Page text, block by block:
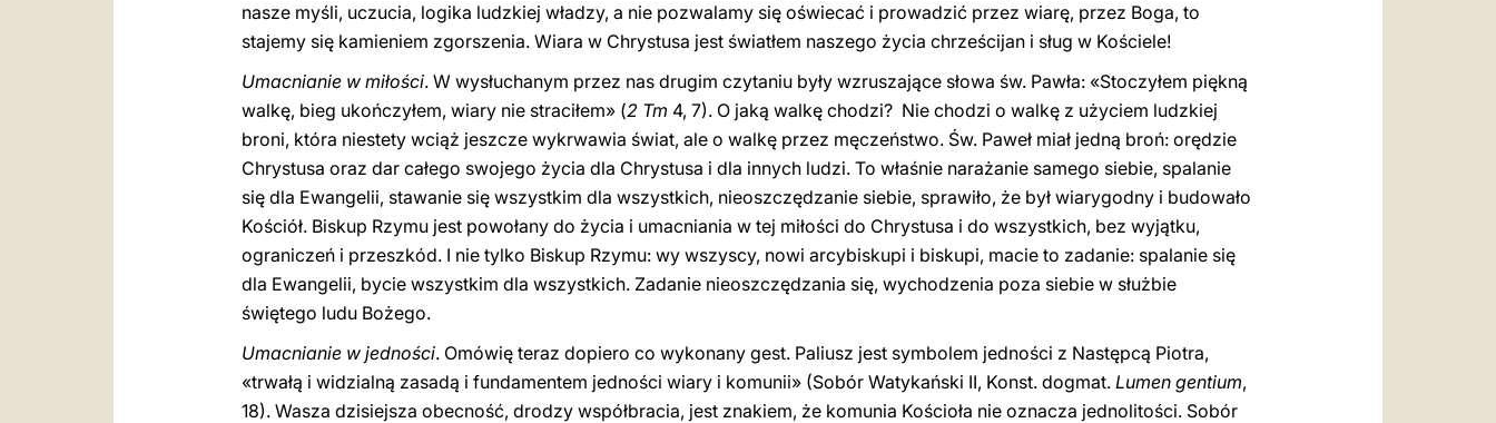
nasze myśli, uczucia, logika ludzkiej władzy, a nie pozwalamy się oświecać i prowadzić przez wiarę, przez Boga, to
stajemy się kamieniem zgorszenia. Wiara w Chrystusa jest światłem naszego życia chrześcijan i sług w Kościele!
Umacnianie w miłości. W wysłuchanym przez nas drugim czytaniu były wzruszające słowa św. Pawła: «Stoczyłem piękną
walkę, bieg ukończyłem, wiary nie straciłem» (2 Tm 4, 7). O jaką walkę chodzi? Nie chodzi o walkę z użyciem ludzkiej
broni, która niestety wciąż jeszcze wykrwawia świat, ale o walkę przez męczeństwo. Św. Paweł miał jedną broń: orędzie
Chrystusa oraz dar całego swojego życia dla Chrystusa i dla innych ludzi. To właśnie narażanie samego siebie, spalanie
się dla Ewangelii, stawanie się wszystkim dla wszystkich, nieoszczędzanie siebie, sprawiło, że był wiarygodny i budowało
Kościół. Biskup Rzymu jest powołany do życia i umacniania w tej miłości do Chrystusa i do wszystkich, bez wyjątku,
ograniczeń i przeszkód. I nie tylko Biskup Rzymu: wy wszyscy, nowi arcybiskupi i biskupi, macie to zadanie: spalanie się
dla Ewangelii, bycie wszystkim dla wszystkich. Zadanie nieoszczędzania się, wychodzenia poza siebie w służbie
świętego ludu Bożego.
Umacnianie w jedności. Omówię teraz dopiero co wykonany gest. Paliusz jest symbolem jedności z Następcą Piotra,
«trwałą i widzialną zasadą i fundamentem jedności wiary i komunii» (Sobór Watykański II, Konst. dogmat. Lumen gentium,
18). Wasza dzisiejsza obecność, drodzy współbracia, jest znakiem, że komunia Kościoła nie oznacza jednolitości. Sobór